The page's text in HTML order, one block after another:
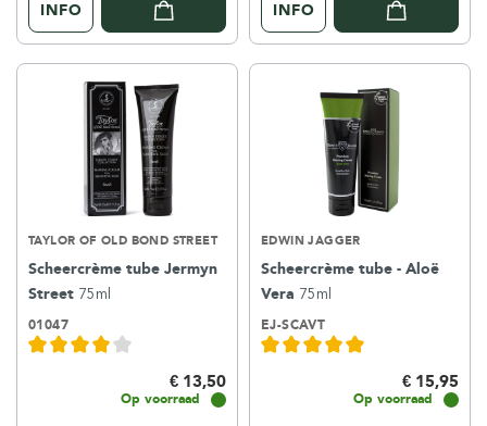
INFO INFO
TAYLOR OF OLD BOND STREET
Scheercrème tube Jermyn
Street 75ml
01047
€ 13,50
Op voorraad
EDWIN JAGGER
Scheercrème tube - Aloë
Vera 75ml
EJ-SCAVT
€ 15,95
Op voorraad